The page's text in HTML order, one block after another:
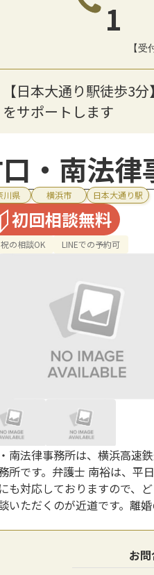
1
【
【日本大通り駅徒歩3
をサポートします
・南法律
川県 横浜市 日本大通り駅
初回相談無料
の相談OK LINEでの予約可
南法律事務所は、横浜高速
所です。弁護士 南裕は、平
も対応しておりますので、
いただくのが近道です。離
お